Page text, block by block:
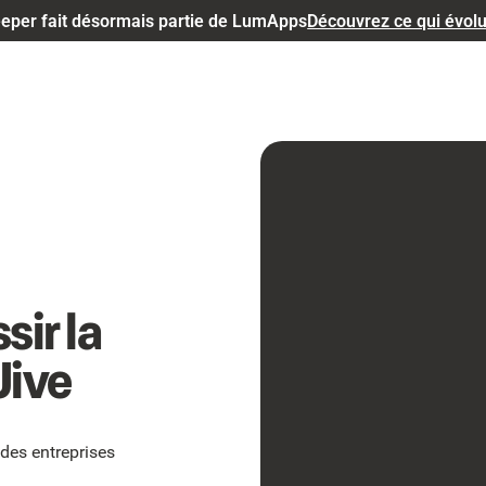
fait désormais partie de LumAppsDécouvrez ce qui
la
entreprises